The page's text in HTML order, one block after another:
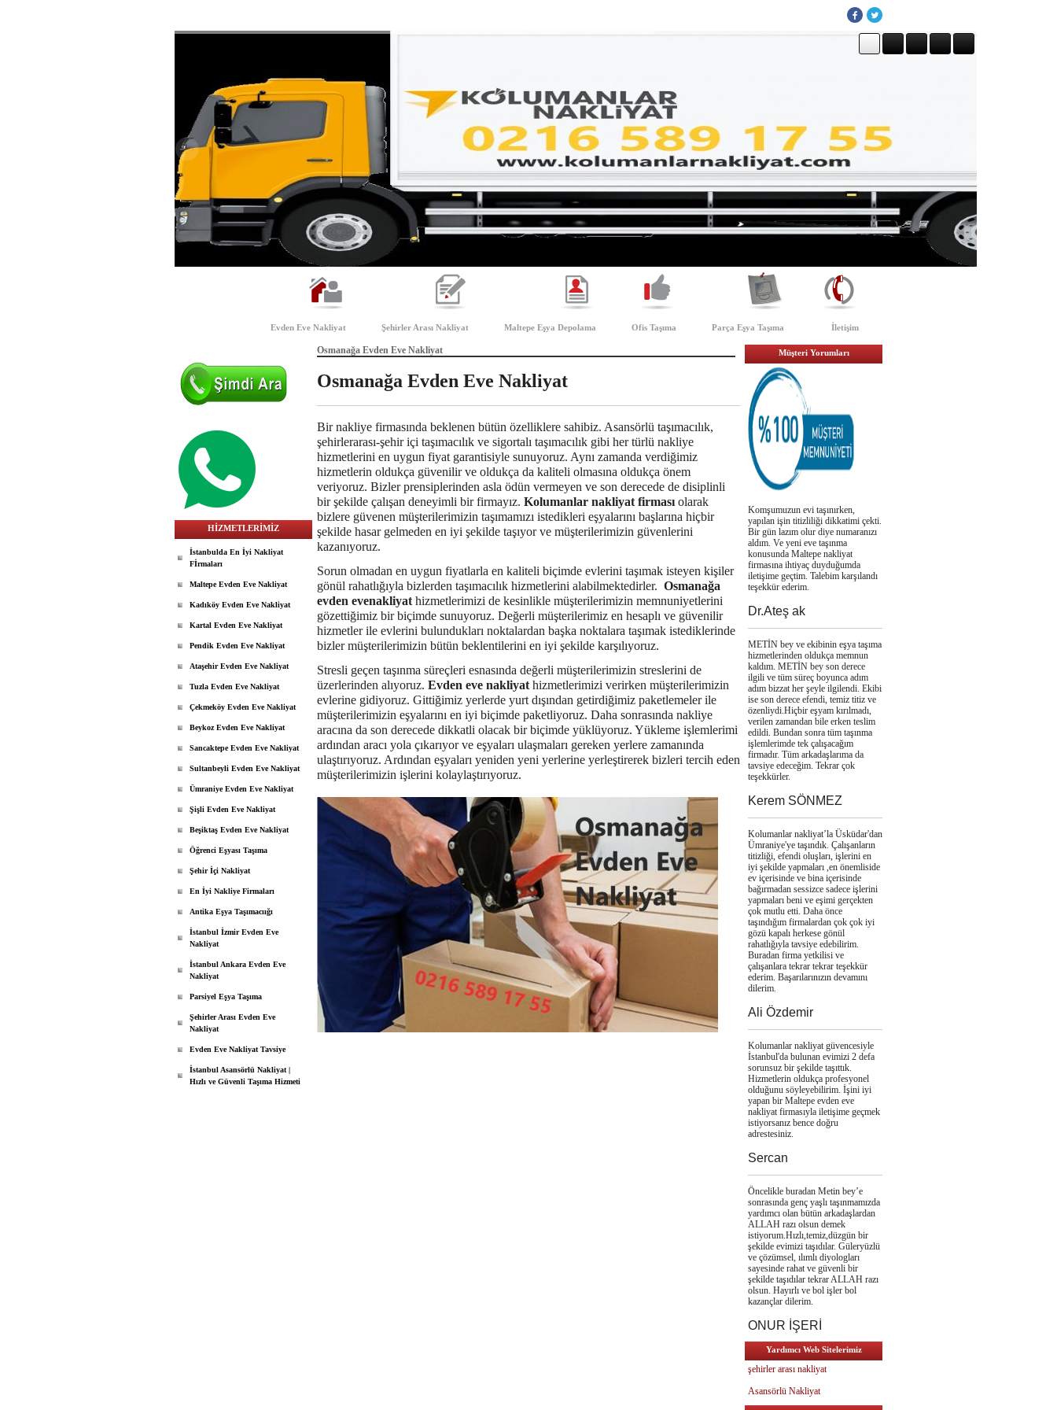
Evden Eve Nakliyat Şehirler Arası Nakliyat Maltepe Eşya Depolama Ofis Taşıma Parça Eşya Taşıma İletişim
HİZMETLERİMİZ
İstanbulda En İyi Nakliyat
Fİrmaları
Maltepe Evden Eve Nakliyat
Kadıköy Evden Eve Nakliyat
Kartal Evden Eve Nakliyat
Pendik Evden Eve Nakliyat
Ataşehir Evden Eve Nakliyat
Tuzla Evden Eve Nakliyat
Çekmeköy Evden Eve Nakliyat
Beykoz Evden Eve Nakliyat
Sancaktepe Evden Eve Nakliyat
Sultanbeyli Evden Eve Nakliyat
Ümraniye Evden Eve Nakliyat
Şişli Evden Eve Nakliyat
Beşiktaş Evden Eve Nakliyat
Öğrenci Eşyası Taşıma
Şehir İçi Nakliyat
En İyi Nakliye Firmaları
Antika Eşya Taşımacıığı
İstanbul İzmir Evden Eve
Nakliyat
İstanbul Ankara Evden Eve
Nakliyat
Parsiyel Eşya Taşıma
Şehirler Arası Evden Eve
Nakliyat
Evden Eve Nakliyat Tavsiye
İstanbul Asansörlü Nakliyat |
Hızlı ve Güvenli Taşıma Hizmeti
Osmanağa Evden Eve Nakliyat
Osmanağa Evden Eve Nakliyat
Bir nakliye firmasında beklenen bütün özelliklere sahibiz. Asansörlü taşımacılık,
şehirlerarası-şehir içi taşımacılık ve sigortalı taşımacılık gibi her türlü nakliye
hizmetlerini en uygun fiyat garantisiyle sunuyoruz. Aynı zamanda verdiğimiz
hizmetlerin oldukça güvenilir ve oldukça da kaliteli olmasına oldukça önem
veriyoruz. Bizler prensiplerinden asla ödün vermeyen ve son derecede de disiplinli
bir şekilde çalışan deneyimli bir firmayız. Kolumanlar nakliyat firması olarak
bizlere güvenen müşterilerimizin taşımamızı istedikleri eşyalarını başlarına hiçbir
şekilde hasar gelmeden en iyi şekilde taşıyor ve müşterilerimizin güvenlerini
kazanıyoruz.
Sorun olmadan en uygun fiyatlarla en kaliteli biçimde evlerini taşımak isteyen kişiler
gönül rahatlığıyla bizlerden taşımacılık hizmetlerini alabilmektedirler. Osmanağa
evden evenakliyat hizmetlerimizi de kesinlikle müşterilerimizin memnuniyetlerini
gözettiğimiz bir biçimde sunuyoruz. Değerli müşterilerimiz en hesaplı ve güvenilir
hizmetler ile evlerini bulundukları noktalardan başka noktalara taşımak istediklerinde
bizler müşterilerimizin bütün beklentilerini en iyi şekilde karşılıyoruz.
Stresli geçen taşınma süreçleri esnasında değerli müşterilerimizin streslerini de
üzerlerinden alıyoruz. Evden eve nakliyat hizmetlerimizi verirken müşterilerimizin
evlerine gidiyoruz. Gittiğimiz yerlerde yurt dışından getirdiğimiz paketlemeler ile
müşterilerimizin eşyalarını en iyi biçimde paketliyoruz. Daha sonrasında nakliye
aracına da son derecede dikkatli olacak bir biçimde yüklüyoruz. Yükleme işlemlerimi
ardından aracı yola çıkarıyor ve eşyaları ulaşmaları gereken yerlere zamanında
ulaştırıyoruz. Ardından eşyaları yeniden yeni yerlerine yerleştirerek bizleri tercih eden
müşterilerimizin işlerini kolaylaştırıyoruz.
Müşteri Yorumları
Komşumuzun evi taşınırken,
yapılan işin titizliliği dikkatimi çekti.
Bir gün lazım olur diye numaranızı
aldım. Ve yeni eve taşınma
konusunda Maltepe nakliyat
firmasına ihtiyaç duyduğumda
iletişime geçtim. Talebim karşılandı
teşekkür ederim.
Dr.Ateş ak
METİN bey ve ekibinin eşya taşıma
hizmetlerinden oldukça memnun
kaldım. METİN bey son derece
ilgili ve tüm süreç boyunca adım
adım bizzat her şeyle ilgilendi. Ekibi
ise son derece efendi, temiz titiz ve
özenliydi.Hiçbir eşyam kırılmadı,
verilen zamandan bile erken teslim
edildi. Bundan sonra tüm taşınma
işlemlerimde tek çalışacağım
firmadır. Tüm arkadaşlarıma da
tavsiye edeceğim. Tekrar çok
teşekkürler.
Kerem SÖNMEZ
Kolumanlar nakliyat’la Üsküdar'dan
Ümraniye'ye taşındık. Çalışanların
titizliği, efendi oluşları, işlerini en
iyi şekilde yapmaları ,en önemliside
ev içerisinde ve bina içerisinde
bağırmadan sessizce sadece işlerini
yapmaları beni ve eşimi gerçekten
çok mutlu etti. Daha önce
taşındığım firmalardan çok çok iyi
gözü kapalı herkese gönül
rahatlığıyla tavsiye edebilirim.
Buradan firma yetkilisi ve
çalışanlara tekrar tekrar teşekkür
ederim. Başarılarınızın devamını
dilerim.
Ali Özdemir
Kolumanlar nakliyat güvencesiyle
İstanbul'da bulunan evimizi 2 defa
sorunsuz bir şekilde taşıttık.
Hizmetlerin oldukça profesyonel
olduğunu söyleyebilirim. İşini iyi
yapan bir Maltepe evden eve
nakliyat firmasıyla iletişime geçmek
istiyorsanız bence doğru
adrestesiniz.
Sercan
Öncelikle buradan Metin bey’e
sonrasında genç yaşlı taşınmamızda
yardımcı olan bütün arkadaşlardan
ALLAH razı olsun demek
istiyorum.Hızlı,temiz,düzgün bir
şekilde evimizi taşıdılar. Güleryüzlü
ve çözümsel, ılımlı diyologları
sayesinde rahat ve güvenli bir
şekilde taşıdılar tekrar ALLAH razı
olsun. Hayırlı ve bol işler bol
kazançlar dilerim.
ONUR İŞERİ
Yardımcı Web Sitelerimiz
şehirler arası nakliyat
Asansörlü Nakliyat